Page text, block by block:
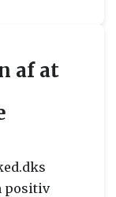
af at
positiv